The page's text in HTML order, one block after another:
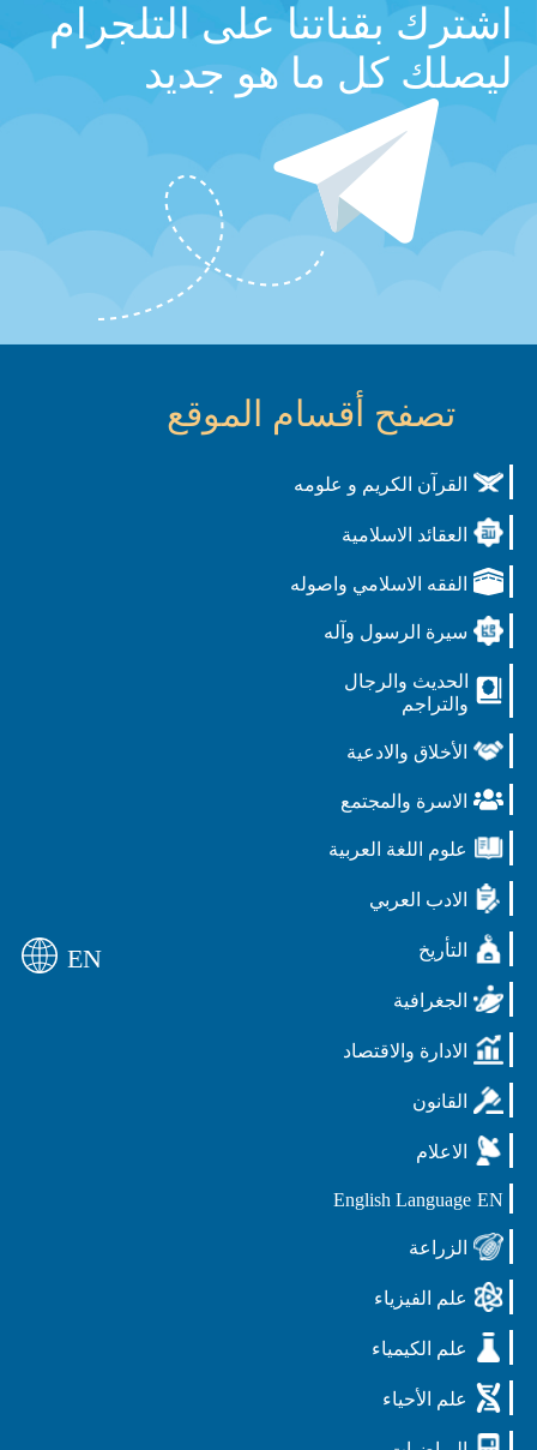
اشترك بقناتنا على التلجرام
ليصلك كل ما هو جديد
تصفح أقسام الموقع
القرآن الكريم و علومه
العقائد الاسلامية
الفقه الاسلامي واصوله
سيرة الرسول وآله
الحديث والرجال
والتراجم
الأخلاق والادعية
الاسرة والمجتمع
علوم اللغة العربية
الادب العربي
التأريخ
الجغرافية
الادارة والاقتصاد
القانون
الاعلام
EN
English Language
الزراعة
علم الفيزياء
علم الكيمياء
علم الأحياء
EN